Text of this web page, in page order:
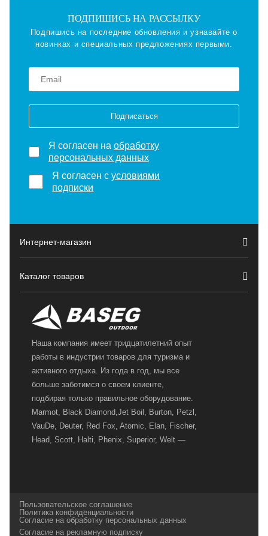
ПОДПИШИСЬ НА РАССЫЛКУ
Подпишись на последние обновления и узнавайте о
новинках и специальных предложениях первыми.
Подписаться
Я согласен на обработку
персональных данных
Я согласен сусловиями
подписки
Интернет-магазин
Каталог товаров
Наша компания имеет тридцатилетний опыт
работы в индустрии товаров для туризма и
активного отдыха. Из года в год, мы все
больше заботимся о своем клиенте,
подбирая только правильное оборудование.
Marmot, Black Diamond,Jet Boil, Burton, Petzl,
VauDe, Deuter, Red Fox, Atomic, Elan, Fischer,
Head, Scott, Halti, Phenix, Superior, Welt —
и взыскательных путешественников,
спортсменов и отдыхающих.
Пользовательское соглашение
Политика конфиденциальности
Согласие на обработку персональных данных
Согласие на рекламную подписку